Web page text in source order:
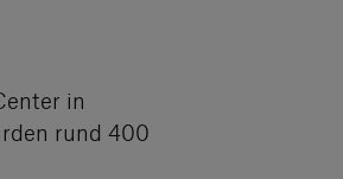
in
rund 400